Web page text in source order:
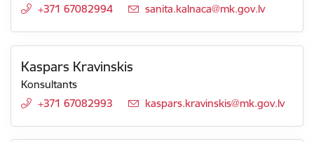
+371 67082994
E-pasts:
sanita.kalnaca@mk.gov.lv
Kaspars Kravinskis
Konsultants
+371 67082993
E-pasts:
kaspars.kravinskis@mk.gov.lv